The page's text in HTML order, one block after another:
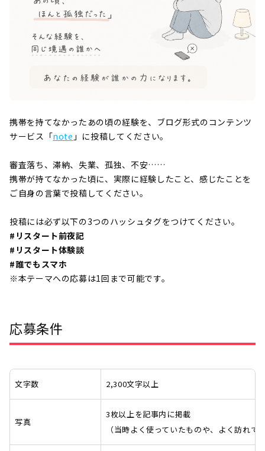
携帯を持てなかったあの頃の経験を、ブログ形式のコンテンツ
サービス「note 」に投稿してください。
審査落ち、滞納、失業、孤独、不安……
携帯が持てなかった頃に、実際に経験したこと、感じたことを
ご自身の言葉で投稿してください。
投稿には必ず以下の3つのハッシュタグをつけてください。
#リスタート前夜記
#リスタート体験談
#誰でもスマホ
※本テーマへの応募は1回まで可能です。
応募条件
文字数 2,300文字以上
写真
3枚以上を記事内に掲載
（当時よく使っていたものや、よく訪れ